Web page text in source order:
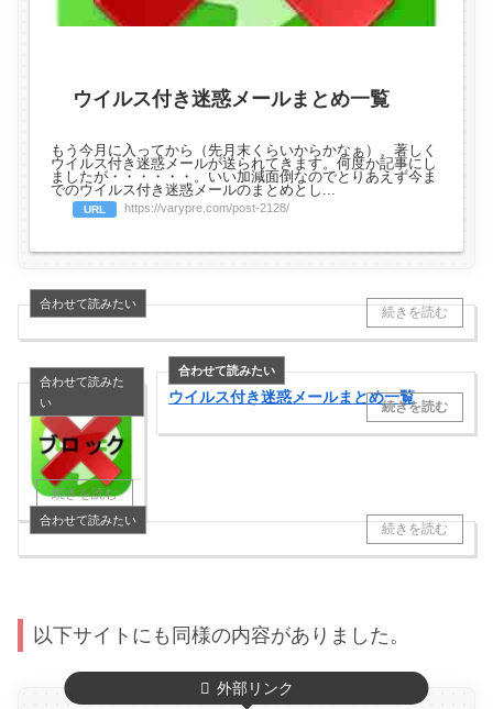
ウイルス付き迷惑メールまとめ一覧
もう今月に入ってから（先月末くらいからかなぁ）、著しく
ウイルス付き迷惑メールが送られてきます。何度か記事にし
ましたが・・・・・・。いい加減面倒なのでとりあえず今ま
でのウイルス付き迷惑メールのまとめとし...
URL https://varypre.com/post-2128/
ウイルス付き迷惑メールまとめ一覧
以下サイトにも同様の内容がありました。
外部リンク